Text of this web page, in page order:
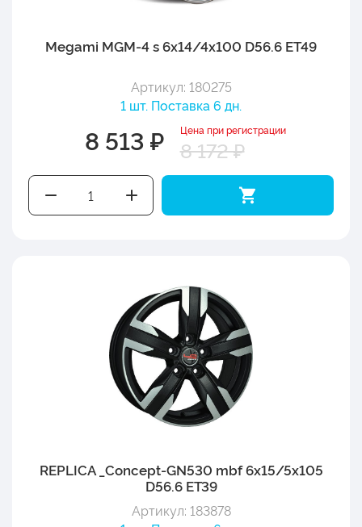
Megami MGM-4 s 6x14/4x100 D56.6 ET49
Артикул: 180275
1 шт. Поставка 6 дн.
8 513 ₽ Цена при регистрации
8 172 ₽
REPLICA _Concept-GN530 mbf 6x15/5x105
D56.6 ET39
Артикул: 183878